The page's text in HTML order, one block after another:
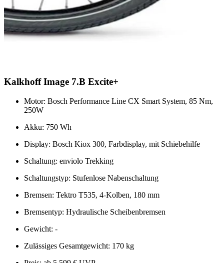
Kalkhoff Image 7.B Excite+
Motor: Bosch Performance Line CX Smart System, 85 Nm,
250W
Akku: 750 Wh
Display: Bosch Kiox 300, Farbdisplay, mit Schiebehilfe
Schaltung: enviolo Trekking
Schaltungstyp: Stufenlose Nabenschaltung
Bremsen: Tektro T535, 4-Kolben, 180 mm
Bremsentyp: Hydraulische Scheibenbremsen
Gewicht: -
Zulässiges Gesamtgewicht: 170 kg